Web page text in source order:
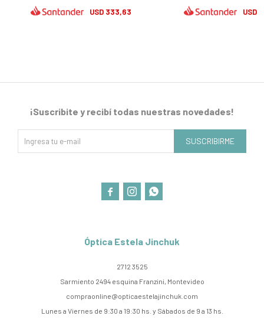
USD 333,63 USD
Óptica Estela Jinchuk
2712 3525
Sarmiento 2494 esquina Franzini, Montevideo
compraonline@opticaestelajinchuk.com
Lunes a Viernes de 9:30 a 19:30 hs. y Sábados de 9 a 13 hs.
¡Suscribite y recibí todas nuestras novedades!
SUSCRIBIRME
  